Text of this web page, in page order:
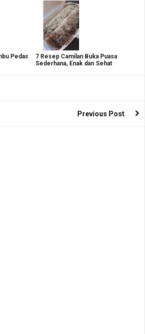
Pedas
7 Resep Camilan Buka Puasa
Sederhana, Enak dan Sehat
Previous Post